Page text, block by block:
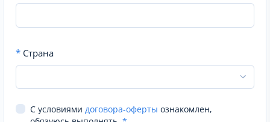
* Страна
С условиями договора-оферты ознакомлен,